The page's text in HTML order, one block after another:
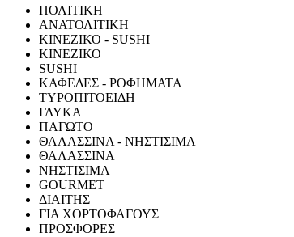
ΠΟΛΙΤΙΚΗ
ΑΝΑΤΟΛΙΤΙΚΗ
ΚΙΝΕΖΙΚΟ - SUSHI
ΚΙΝΕΖΙΚΟ
SUSHI
ΚΑΦΕΔΕΣ - ΡΟΦΗΜΑΤΑ
ΤΥΡΟΠΙΤΟΕΙΔΗ
ΓΛΥΚΑ
ΠΑΓΩΤΟ
ΘΑΛΑΣΣΙΝΑ - ΝΗΣΤΙΣΙΜΑ
ΘΑΛΑΣΣΙΝΑ
ΝΗΣΤΙΣΙΜΑ
GOURMET
ΔΙΑΙΤΗΣ
ΓΙΑ ΧΟΡΤΟΦΑΓΟΥΣ
ΠΡΟΣΦΟΡΕΣ